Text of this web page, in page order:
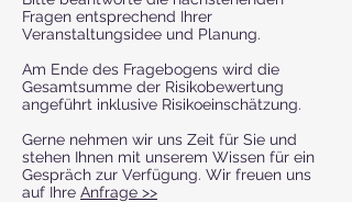
Fragen entsprechend Ihrer
Veranstaltungsidee und Planung.
Am Ende des Fragebogens wird die
Gesamtsumme der Risikobewertung
angeführt inklusive Risikoeinschätzung.
Gerne nehmen wir uns Zeit für Sie und
stehen Ihnen mit unserem Wissen für ein
Gespräch zur Verfügung. Wir freuen uns
auf Ihre Anfrage >>